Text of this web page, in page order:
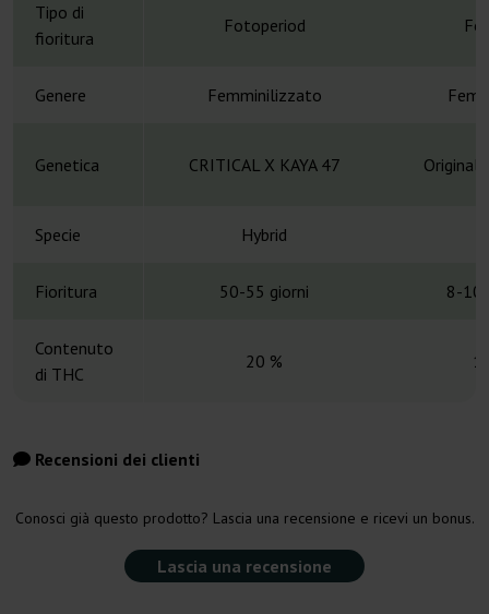
Tipo di
fioritura
Fotoperiod
Genere Femminilizzato
Genetica CRITICAL X KAYA 47 Original
Specie Hybrid
Fioritura 50-55 giorni 8-10
Contenuto
di THC
20 %
Recensioni dei clienti
Conosci già questo prodotto? Lascia una recensione e ricevi un bonus.
Lascia una recensione